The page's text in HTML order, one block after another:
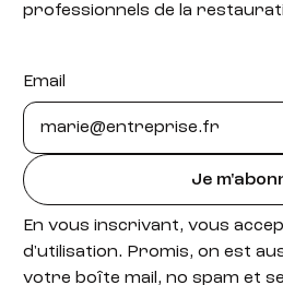
professionnels de la
Email
Je
En vous inscrivant, vous
d'utilisation. Promis, on est
votre boîte mail, no spam et